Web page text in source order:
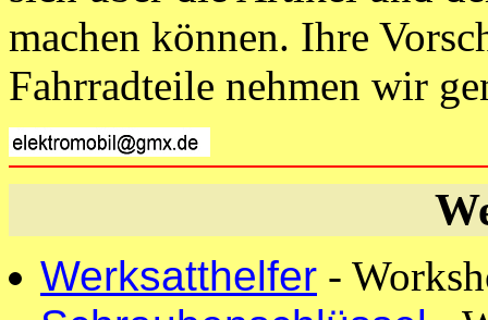
machen können. Ihre
Fahrradteile nehmen wir
Werksatthelfer -